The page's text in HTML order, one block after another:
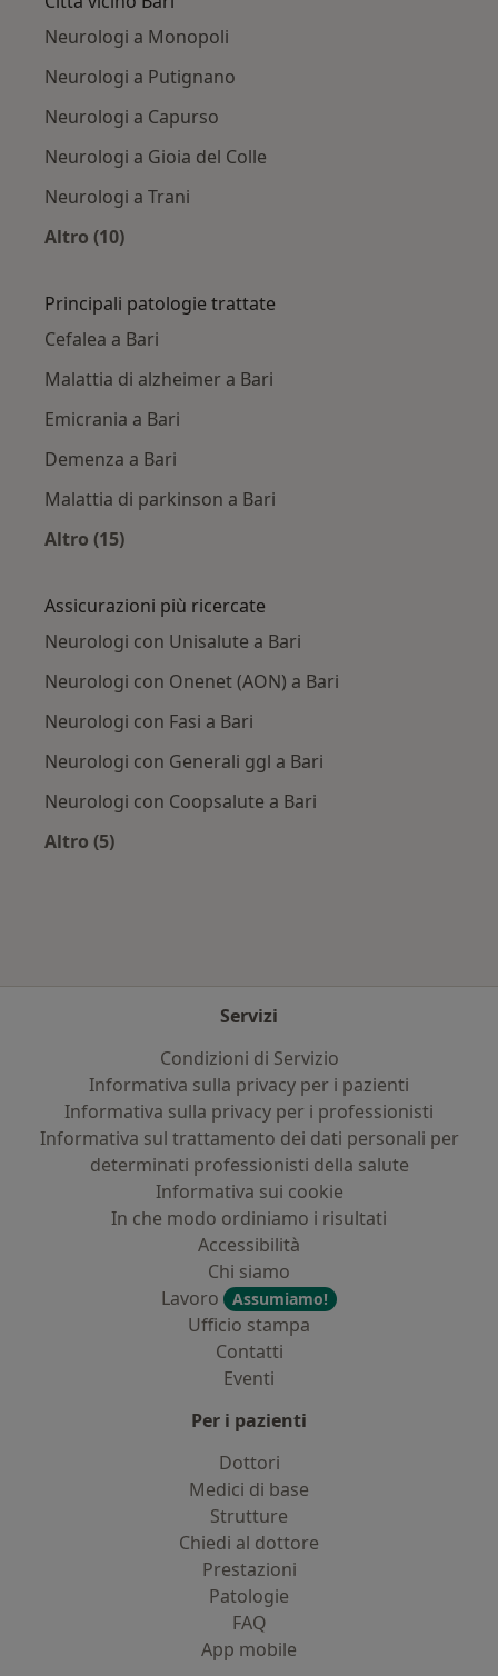
Neurologi a Monopoli
Neurologi a Putignano
Neurologi a Capurso
Neurologi a Gioia del Colle
Neurologi a Trani
Altro (10)
Principali patologie trattate
Cefalea a Bari
Malattia di alzheimer a Bari
Emicrania a Bari
Demenza a Bari
Malattia di parkinson a Bari
Altro (15)
Assicurazioni più ricercate
Neurologi con Unisalute a Bari
Neurologi con Onenet (AON) a Bari
Neurologi con Fasi a Bari
Neurologi con Generali ggl a Bari
Neurologi con Coopsalute a Bari
Altro (5)
Servizi
Condizioni di Servizio
Informativa sulla privacy per i pazienti
Informativa sulla privacy per i professionisti
Informativa sul trattamento dei dati personali per
determinati professionisti della salute
Informativa sui cookie
In che modo ordiniamo i risultati
Accessibilità
Chi siamo
Lavoro
Assumiamo!
Ufficio stampa
Contatti
Eventi
Per i pazienti
Dottori
Medici di base
Strutture
Chiedi al dottore
Prestazioni
Patologie
FAQ
App mobile